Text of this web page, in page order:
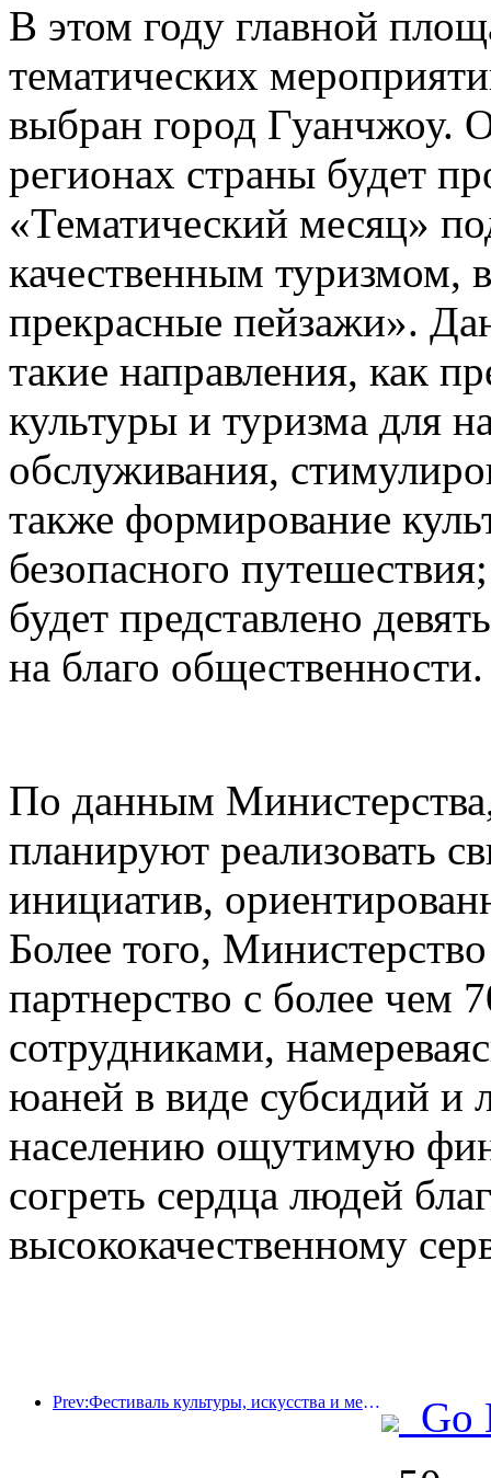
В этом году главной
тематических
выбран город Гуанчжоу.
регионах страны будет
«Тематический месяц»
качественным туризмом,
прекрасные пейзажи».
такие направления, как
культуры и туризма для
обслуживания,
также формирование
безопасного
будет представлено
на благо общественности.
По данным
планируют реализовать
инициатив,
Более того,
партнерство с более чем
сотрудниками,
юаней в виде субсидий и
населению ощутимую
согреть сердца людей
высококачественному
Prev:Фестиваль культуры, искусства и международного туризма провинции Цзяннань откроется 25 апреля.
Go